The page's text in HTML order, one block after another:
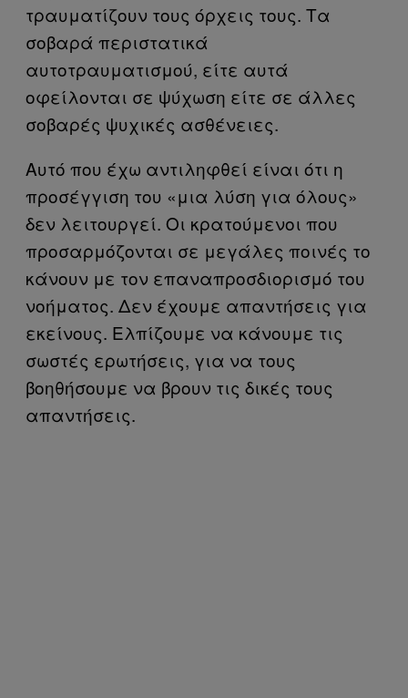
τραυματίζουν τους όρχεις τους. Τα
σοβαρά περιστατικά
αυτοτραυματισμού, είτε αυτά
οφείλονται σε ψύχωση είτε σε άλλες
σοβαρές ψυχικές ασθένειες.
Αυτό που έχω αντιληφθεί είναι ότι η
προσέγγιση του «μια λύση για όλους»
δεν λειτουργεί. Οι κρατούμενοι που
προσαρμόζονται σε μεγάλες ποινές το
κάνουν με τον επαναπροσδιορισμό του
νοήματος. Δεν έχουμε απαντήσεις για
εκείνους. Ελπίζουμε να κάνουμε τις
σωστές ερωτήσεις, για να τους
βοηθήσουμε να βρουν τις δικές τους
απαντήσεις.